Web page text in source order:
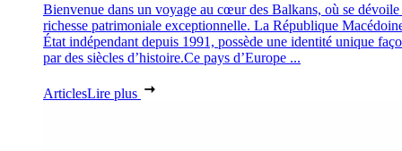
Bienvenue dans un voyage au cœur des Balkans, où se dévoile
richesse patrimoniale exceptionnelle. La République
État indépendant depuis 1991, possède une identité unique
par des siècles d’histoire.Ce pays d’Europe ...
ArticlesLire plus